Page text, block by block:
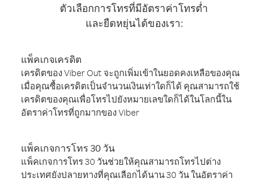
ตัวเลือกการโทรที่มีอัตราค่าโทรต่ำ
และยืดหยุ่นได้ของเรา:
แพ็คเกจเครดิต
เครดิตของ Viber Out จะถูกเพิ่มเข้าในยอดคงเหลือของคุณ
เมื่อคุณซื้อเครดิตเป็นจำนวนเงินเท่าใดก็ได้ คุณสามารถใช้
เครดิตของคุณเพื่อโทรไปยังหมายเลขใดก็ได้ในโลกนี้ใน
อัตราค่าโทรที่ถูกมากของ Viber
แพ็คเกจการโทร 30 วัน
แพ็คเกจการโทร 30 วันช่วยให้คุณสามารถโทรไปต่าง
ประเทศยังปลายทางที่คุณเลือกได้นาน 30 วัน ในอัตราค่า